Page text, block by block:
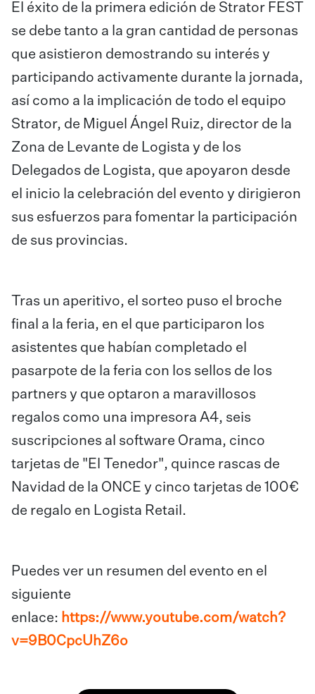
El éxito de la primera edición de Strator FEST
se debe tanto a la gran cantidad de personas
que asistieron demostrando su interés y
participando activamente durante la jornada,
así como a la implicación de todo el equipo
Strator, de Miguel Ángel Ruiz, director de la
Zona de Levante de Logista y de los
Delegados de Logista, que apoyaron desde
el inicio la celebración del evento y dirigieron
sus esfuerzos para fomentar la participación
de sus provincias.
Tras un aperitivo, el sorteo puso el broche
final a la feria, en el que participaron los
asistentes que habían completado el
pasarpote de la feria con los sellos de los
partners y que optaron a maravillosos
regalos como una impresora A4, seis
suscripciones al software Orama, cinco
tarjetas de "El Tenedor", quince rascas de
Navidad de la ONCE y cinco tarjetas de 100€
de regalo en Logista Retail.
Puedes ver un resumen del evento en el
siguiente
enlace: https://www.youtube.com/watch?
v=9B0CpcUhZ6o